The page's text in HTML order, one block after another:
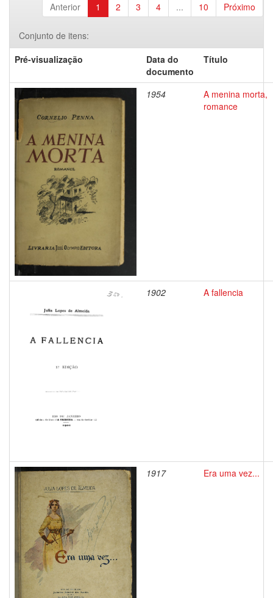
Anterior 1 2 3 4 ... 10 Próximo
Conjunto de itens:
Pré-visualização
Data do
documento
Título
1954
A menina morta,
romance
1902 A fallencia
1917 Era uma vez...